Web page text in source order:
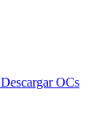
Descargar OCs